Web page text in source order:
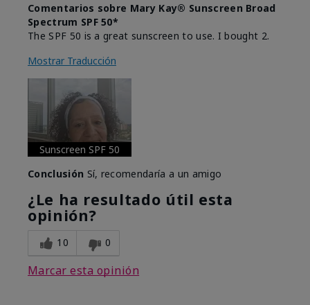
Comentarios sobre Mary Kay® Sunscreen Broad
Spectrum SPF 50*
The SPF 50 is a great sunscreen to use. I bought 2.
Mostrar Traducción
Sunscreen SPF 50
Conclusión Sí, recomendaría a un amigo
¿Le ha resultado útil esta
opinión?
10 0
Marcar esta opinión